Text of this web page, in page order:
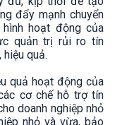
đẩy mạnh chuyển
hoạt động của
quản trị rủi ro tín
quả.
quả hoạt động của
cơ chế hỗ trợ tín
doanh nghiệp nhỏ
nhỏ và vừa, bảo